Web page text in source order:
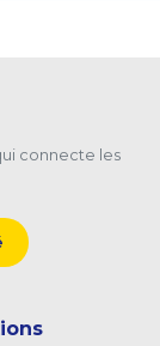
connecte les